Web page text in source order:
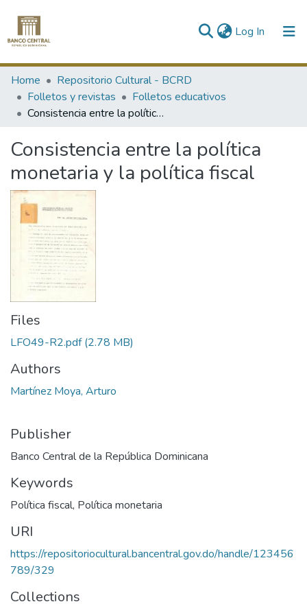
Log In (current)
Communities & Collections
All of DSpace
Home
Repositorio Cultural - BCRD
Folletos y revistas
Folletos educativos
Consistencia entre la política monetaria y la política fiscal
Consistencia entre la política
monetaria y la política fiscal
Files
LFO49-R2.pdf(2.78 MB)
Authors
Martínez Moya, Arturo
Publisher
Banco Central de la República Dominicana
Keywords
Política fiscal, Política monetaria
URI
https://repositoriocultural.bancentral.gov.do/handle/123456
789/329
Collections